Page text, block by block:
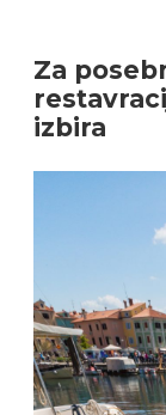
Za
izbira